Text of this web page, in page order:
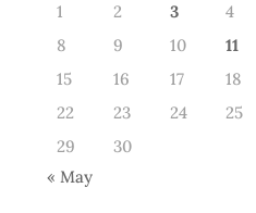
1
2 3 4
8
9 10 11
15
16 17 18
22
23 24 25
29
30
« May